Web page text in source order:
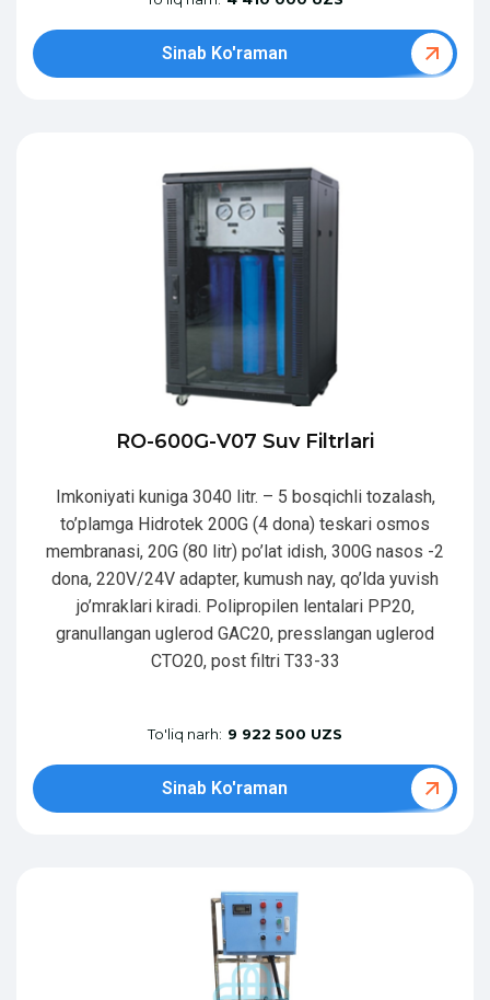
Sinab Ko'raman
RO-600G-V07 Suv Filtrlari
Imkoniyati kuniga 3040 litr. – 5 bosqichli tozalash,
to’plamga Hidrotek 200G (4 dona) teskari osmos
membranasi, 20G (80 litr) po’lat idish, 300G nasos -2
dona, 220V/24V adapter, kumush nay, qo’lda yuvish
jo’mraklari kiradi. Polipropilen lentalari PP20,
granullangan uglerod GAC20, presslangan uglerod
CTO20, post filtri T33-33
To'liq narh: 9 922 500 UZS
Sinab Ko'raman